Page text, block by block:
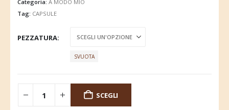
Categoria:A MODO MIO
Tag: CAPSULE
PEZZATURA
SVUOTA
SCEGLI